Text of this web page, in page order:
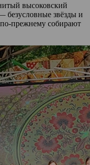
высоковский
безусловные звёзды и
прежнему собирают